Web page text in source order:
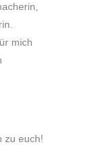
mich
zu euch!